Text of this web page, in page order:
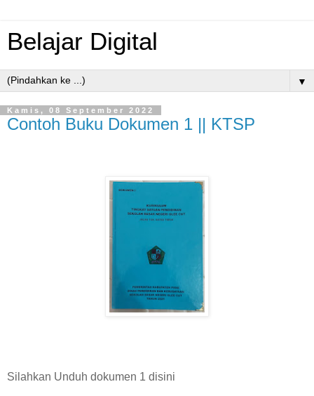
Belajar Digital
▼
Kamis, 08 September 2022
Contoh Buku Dokumen 1 || KTSP
Silahkan Unduh dokumen 1 disini